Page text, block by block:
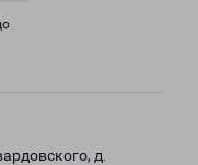
д.